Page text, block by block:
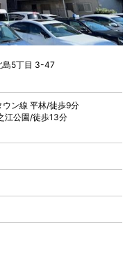
島5丁目 3-47
ウン線平林/徒歩9分
江公園/徒歩13分